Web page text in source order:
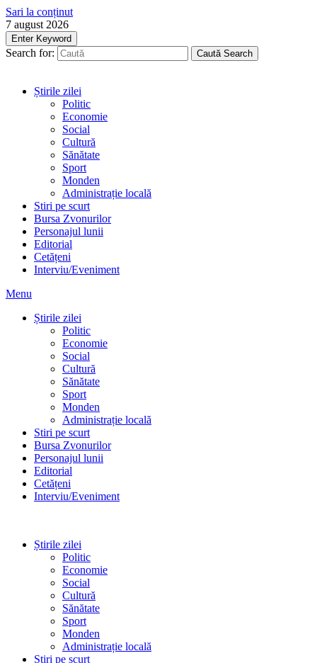
Sari la conținut
7 august 2026
Enter Keyword
Search for: Caută Search
Știrile zilei
Politic
Economie
Social
Cultură
Sănătate
Sport
Monden
Administrație locală
Stiri pe scurt
Bursa Zvonurilor
Personajul lunii
Editorial
Cetățeni
Interviu/Eveniment
Menu
Știrile zilei
Politic
Economie
Social
Cultură
Sănătate
Sport
Monden
Administrație locală
Stiri pe scurt
Bursa Zvonurilor
Personajul lunii
Editorial
Cetățeni
Interviu/Eveniment
Știrile zilei
Politic
Economie
Social
Cultură
Sănătate
Sport
Monden
Administrație locală
Stiri pe scurt